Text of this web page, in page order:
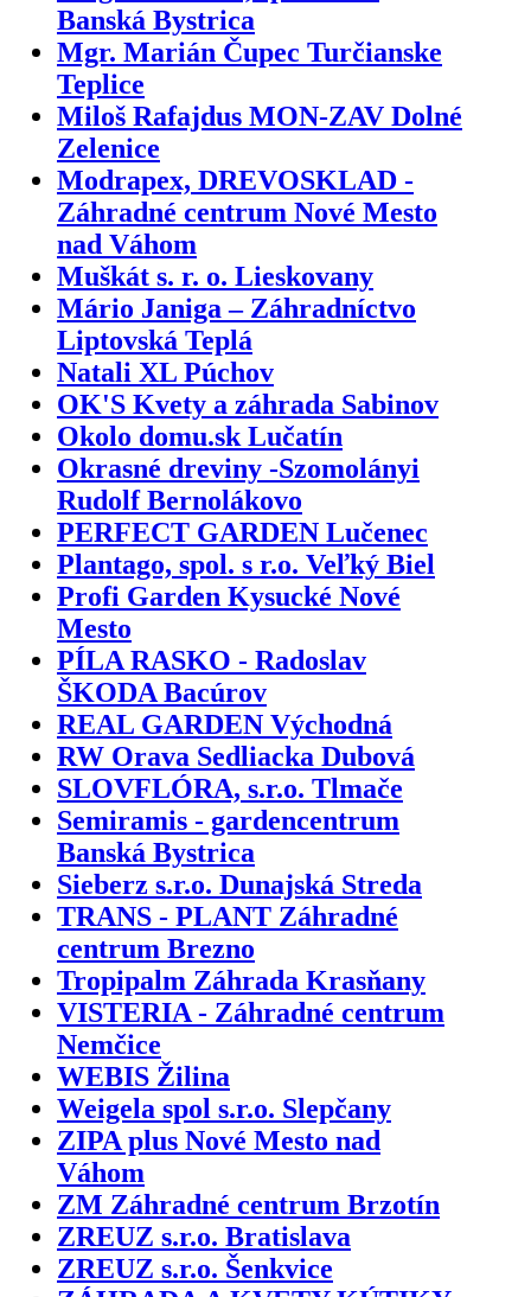
Banská Bystrica
Mgr. Marián Čupec Turčianske
Teplice
Miloš Rafajdus MON-ZAV Dolné
Zelenice
Modrapex, DREVOSKLAD -
Záhradné centrum Nové Mesto
nad Váhom
Muškát s. r. o. Lieskovany
Mário Janiga – Záhradníctvo
Liptovská Teplá
Natali XL Púchov
OK'S Kvety a záhrada Sabinov
Okolo domu.sk Lučatín
Okrasné dreviny -Szomolányi
Rudolf Bernolákovo
PERFECT GARDEN Lučenec
Plantago, spol. s r.o. Veľký Biel
Profi Garden Kysucké Nové
Mesto
PÍLA RASKO - Radoslav
ŠKODA Bacúrov
REAL GARDEN Východná
RW Orava Sedliacka Dubová
SLOVFLÓRA, s.r.o. Tlmače
Semiramis - gardencentrum
Banská Bystrica
Sieberz s.r.o. Dunajská Streda
TRANS - PLANT Záhradné
centrum Brezno
Tropipalm Záhrada Krasňany
VISTERIA - Záhradné centrum
Nemčice
WEBIS Žilina
Weigela spol s.r.o. Slepčany
ZIPA plus Nové Mesto nad
Váhom
ZM Záhradné centrum Brzotín
ZREUZ s.r.o. Bratislava
ZREUZ s.r.o. Šenkvice